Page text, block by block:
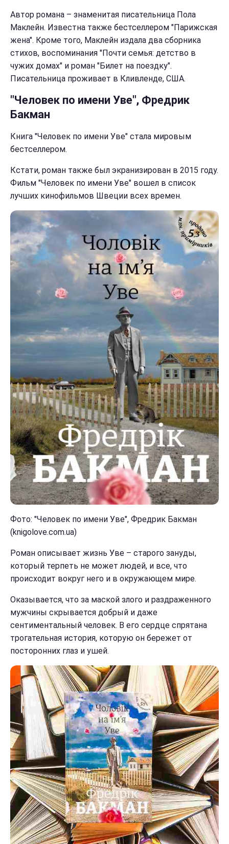
Автор романа – знаменитая писательница Пола
Маклейн. Известна также бестселлером "Парижская
жена". Кроме того, Маклейн издала два сборника
стихов, воспоминания "Почти семья: детство в
чужих домах" и роман "Билет на поездку".
Писательница проживает в Кливленде, США.
"Человек по имени Уве", Фредрик
Бакман
Книга "Человек по имени Уве" стала мировым
бестселлером.
Кстати, роман также был экранизирован в 2015 году.
Фильм "Человек по имени Уве" вошел в список
лучших кинофильмов Швеции всех времен.
Фото: "Человек по имени Уве", Фредрик Бакман
(knigolove.com.ua)
Роман описывает жизнь Уве – старого зануды,
который терпеть не может людей, и все, что
происходит вокруг него и в окружающем мире.
Оказывается, что за маской злого и раздраженного
мужчины скрывается добрый и даже
сентиментальный человек. В его сердце спрятана
трогательная история, которую он бережет от
посторонних глаз и ушей.